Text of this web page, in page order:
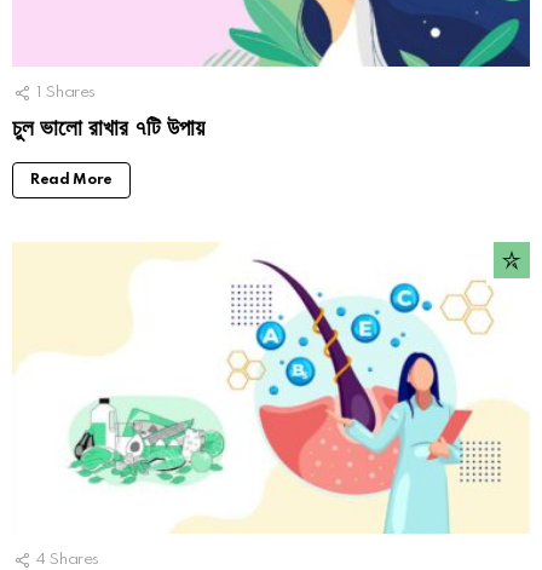
Shares
চুল ভালো রাখার ৭টি উপায়
Read More
4 Shares